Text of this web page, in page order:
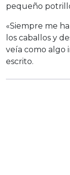
pequeño
«Siempre me
los caballos y
veía como algo
escrito.